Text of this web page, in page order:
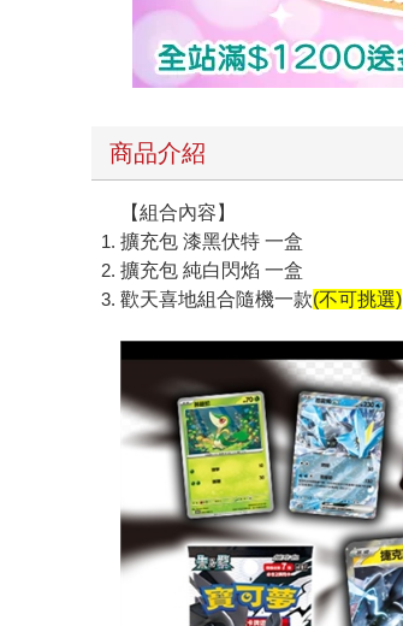
商品介紹
【組合內容】
擴充包 漆黑伏特 一盒
擴充包 純白閃焰 一盒
歡天喜地組合隨機一款(不可挑選)